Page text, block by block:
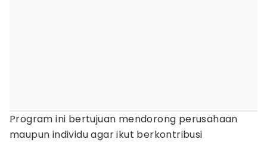
Program ini bertujuan mendorong perusahaan
maupun individu agar ikut berkontribusi